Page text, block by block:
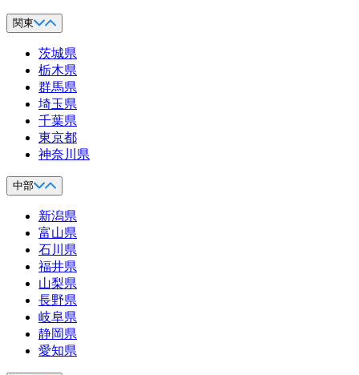
関東
茨城県
栃木県
群馬県
埼玉県
千葉県
東京都
神奈川県
中部
新潟県
富山県
石川県
福井県
山梨県
長野県
岐阜県
静岡県
愛知県